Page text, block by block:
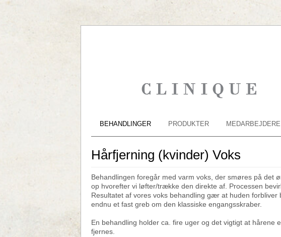
BEHANDLINGER PRODUKTER MEDARBEJDERE
Hårfjerning (kvinder) Voks
Behandlingen foregår med varm voks, der smøres på det
op hvorefter vi løfter/trække den direkte af. Processen
Resultatet af vores voks behandling gær at huden
endnu et fast greb om den klassiske engangsskraber.
En behandling holder ca. fire uger og det vigtigt at hårene
fjernes.